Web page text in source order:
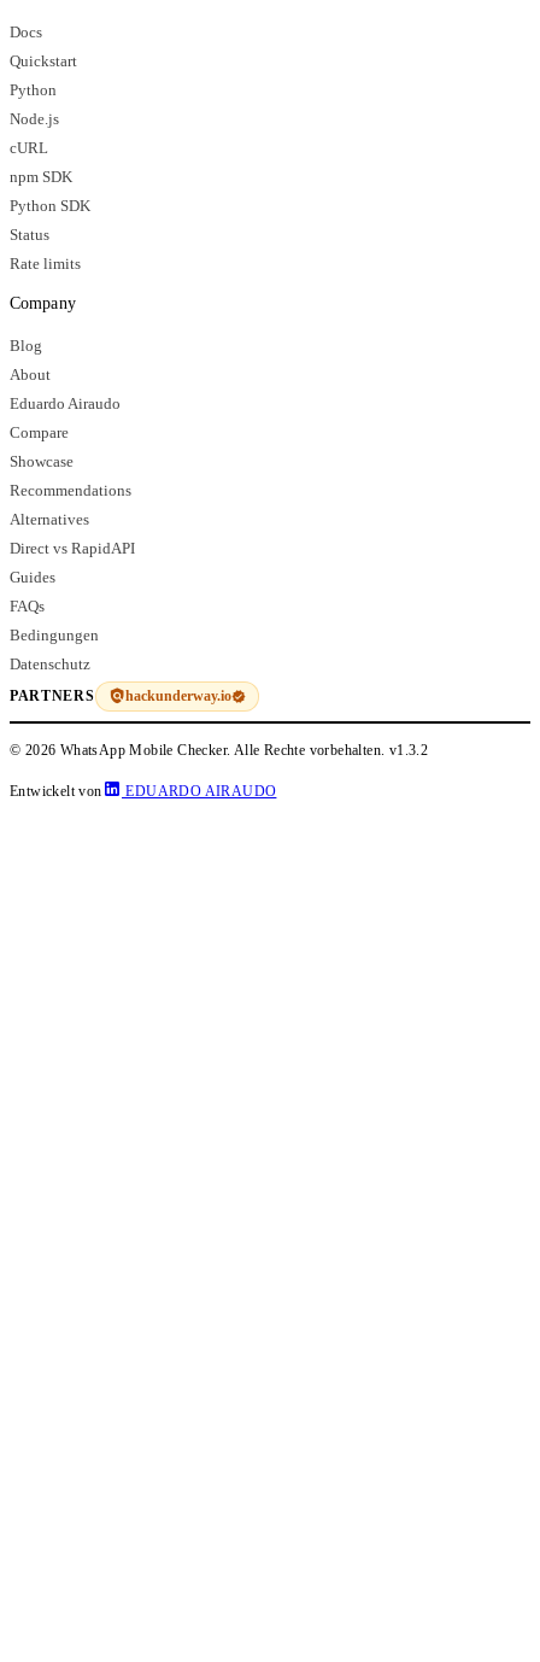
Docs
Quickstart
Python
Node.js
cURL
npm SDK
Python SDK
Status
Rate limits
Company
Blog
About
Eduardo Airaudo
Compare
Showcase
Recommendations
Alternatives
Direct vs RapidAPI
Guides
FAQs
Bedingungen
Datenschutz
PARTNERS hackunderway.io
© 2026 WhatsApp Mobile Checker. Alle Rechte vorbehalten. v1.3.2
Entwickelt von EDUARDO AIRAUDO